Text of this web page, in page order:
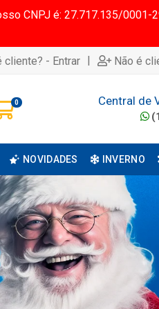
CNPJ é: 27.717.135/0001-
cliente? - Entrar | Não é
0 Central de
NOVIDADES INVERNO